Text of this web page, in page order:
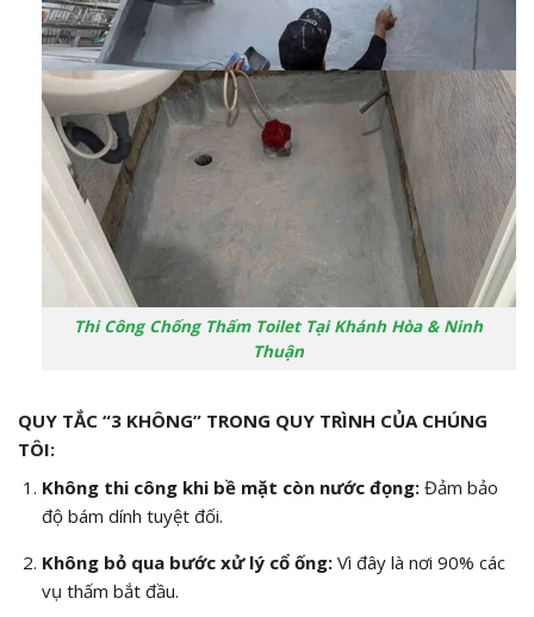
Thi Công Chống Thấm Toilet Tại Khánh Hòa & Ninh
Thuận
QUY TẮC “3 KHÔNG” TRONG QUY TRÌNH CỦA CHÚNG
TÔI:
Không thi công khi bề mặt còn nước đọng:Đảm bảo
độ bám dính tuyệt đối.
Không bỏ qua bước xử lý cổ ống:Vì đây là nơi 90% các
vụ thấm bắt đầu.